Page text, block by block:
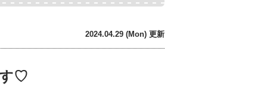
2024.04.29 (Mon) 更新
す♡